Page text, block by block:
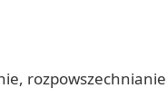
rozpowszechnianie